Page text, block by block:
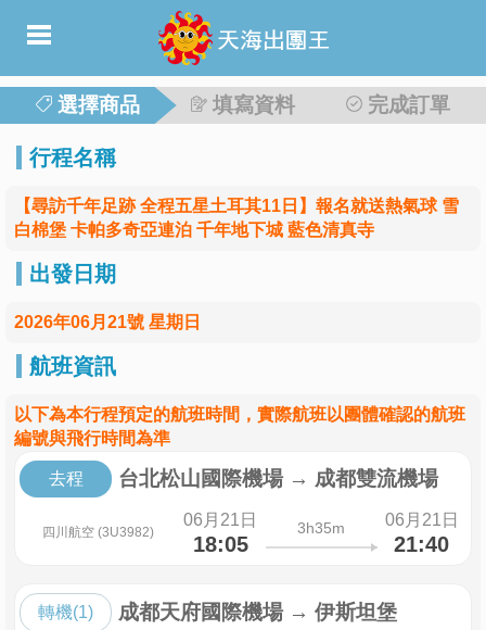
選擇商品 填寫資料 完成訂單
行程名稱
【尋訪千年足跡 全程五星土耳其11日】報名就送熱氣球 雪
白棉堡 卡帕多奇亞連泊 千年地下城 藍色清真寺
出發日期
2026年06月21號 星期日
航班資訊
以下為本行程預定的航班時間，實際航班以團體確認的航班
編號與飛行時間為準
去程 台北松山國際機場 → 成都雙流機場
四川航空 (3U3982)
06月21日
18:05
3h35m 06月21日
21:40
轉機(1) 成都天府國際機場 → 伊斯坦堡